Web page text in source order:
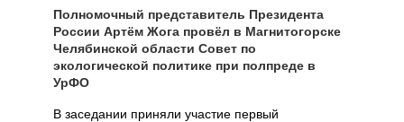
Полномочный представитель Президента
России Артём Жога провёл в Магнитогорске
Челябинской области Совет по
экологической политике при полпреде в
УрФО
В заседании приняли участие первый